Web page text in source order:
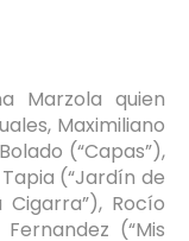
Marzola quien
Maximiliano
(“Capas”),
(“Jardín de
Cigarra”), Rocío
(“Mis